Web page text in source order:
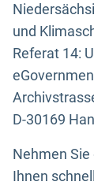
und
Referat 14:
D-30169
Nehmen
Ihnen